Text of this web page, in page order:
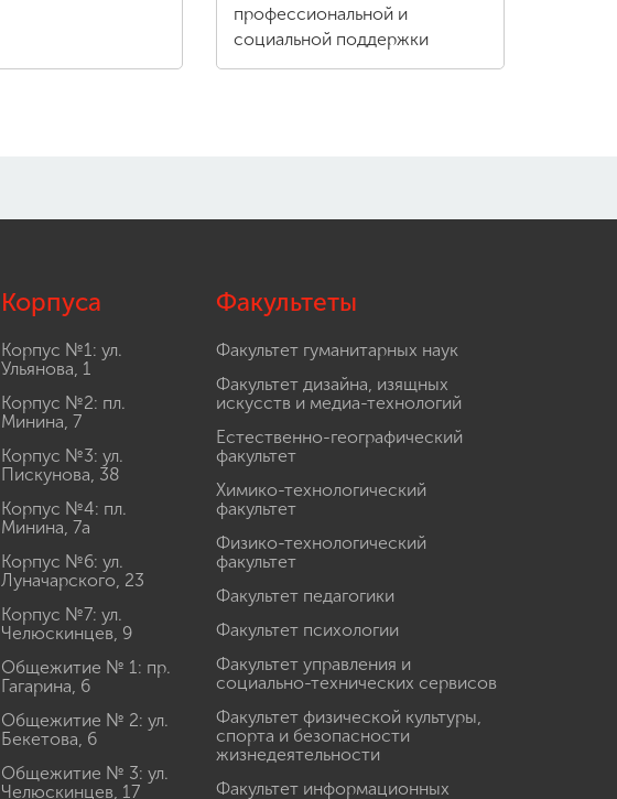
профессиональной и
социальной поддержки
Корпуса
Корпус №1: ул.
Ульянова, 1
Корпус №2: пл.
Минина, 7
Корпус №3: ул.
Пискунова, 38
Корпус №4: пл.
Минина, 7а
Корпус №6: ул.
Луначарского, 23
Корпус №7: ул.
Челюскинцев, 9
Общежитие № 1: пр.
Гагарина, 6
Общежитие № 2: ул.
Бекетова, 6
Общежитие № 3: ул.
Челюскинцев, 17
Факультеты
Факультет гуманитарных наук
Факультет дизайна, изящных
искусств и медиа-технологий
Естественно-географический
факультет
Химико-технологический
факультет
Физико-технологический
факультет
Факультет педагогики
Факультет психологии
Факультет управления и
социально-технических сервисов
Факультет физической культуры,
спорта и безопасности
жизнедеятельности
Факультет информационных